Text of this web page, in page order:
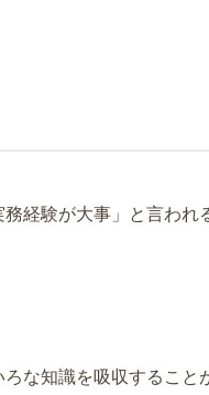
経験が大事」と言われ
な知識を吸収すること